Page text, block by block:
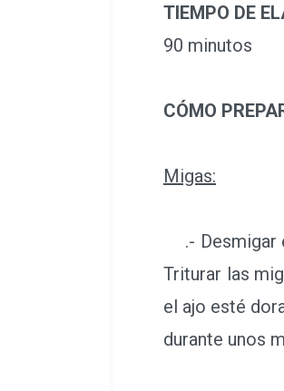
TIEMPO DE
90 minutos
CÓMO
Migas:
.- Desmigar
Triturar las
el ajo esté
durante unos